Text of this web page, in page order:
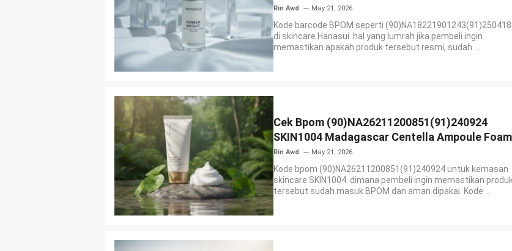
Rin Awd May 21, 2026
Kode barcode BPOM seperti (90)NA18221901243(91)250418
di skincare Hanasui. hal yang lumrah jika pembeli ingin
memastikan apakah produk tersebut resmi, sudah ...
Cek Bpom (90)NA26211200851(91)240924
SKIN1004 Madagascar Centella Ampoule Foam
Rin Awd May 21, 2026
Kode bpom (90)NA26211200851(91)240924 untuk kemasan
skincare SKIN1004. dimana pembeli ingin memastikan
tersebut sudah masuk BPOM dan aman dipakai. Kode ...